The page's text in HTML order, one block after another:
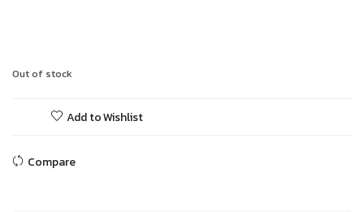
Out of stock
Add to Wishlist
Compare